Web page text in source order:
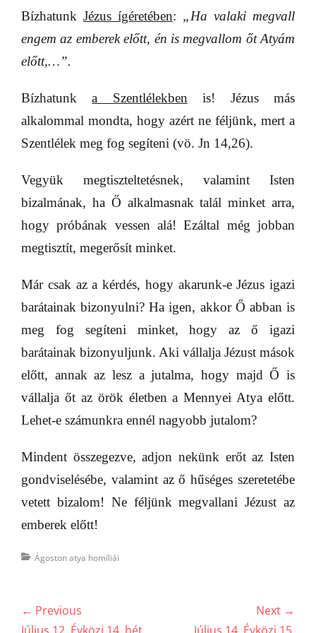
Bízhatunk Jézus ígéretében: „Ha valaki megvall
engem az emberek előtt, én is megvallom őt Atyám
előtt,…”.
Bízhatunka Szentlélekben is! Jézus más
alkalommal mondta, hogy azért ne féljünk, mert a
Szentlélek meg fog segíteni (vö. Jn 14,26).
Vegyük megtiszteltetésnek, valamint Isten
bizalmának, ha Ő alkalmasnak talál minket arra,
hogy próbának vessen alá! Ezáltal még jobban
megtisztít, megerősít minket.
Már csak az a kérdés, hogy akarunk-e Jézus igazi
barátainak bizonyulni? Ha igen, akkor Ő abban is
meg fog segíteni minket, hogy az ő igazi
barátainak bizonyuljunk. Aki vállalja Jézust mások
előtt, annak az lesz a jutalma, hogy majd Ő is
vállalja őt az örök életben a Mennyei Atya előtt.
Lehet-e számunkra ennél nagyobb jutalom?
Mindent összegezve, adjon nekünk erőt az Isten
gondviselésébe, valamint az ő hűséges szeretetébe
vetett bizalom! Ne féljünk megvallani Jézust az
emberek előtt!
Categories
Ágoston atya homíliái
Bejegyzés
← Previous
Previous
Next →